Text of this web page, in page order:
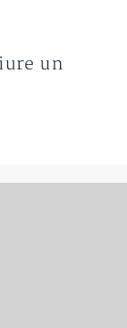
un